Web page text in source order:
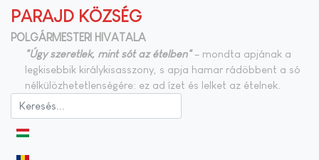
PARAJD KÖZSÉG
POLGÁRMESTERI HIVATALA
"Úgy szeretlek, mint sót az ételben"– mondta apjának a
legkisebbik királykisasszony, s apja hamar rádöbbent a só
nélkülözhetetlenségére: ez ad ízet és lelket az ételnek.